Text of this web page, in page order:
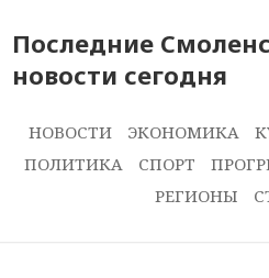
Последние
новости сегодня
НОВОСТИ ЭКОНОМИКА
ПОЛИТИКА
СПОРТ
РЕГИОНЫ